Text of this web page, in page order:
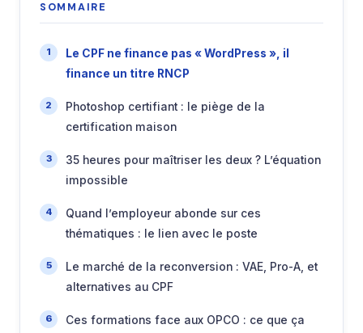
SOMMAIRE
Le CPF ne finance pas « WordPress », il
finance un titre RNCP
Photoshop certifiant : le piège de la
certification maison
35 heures pour maîtriser les deux ? L’équation
impossible
Quand l’employeur abonde sur ces
thématiques : le lien avec le poste
Le marché de la reconversion : VAE, Pro-A, et
alternatives au CPF
Ces formations face aux OPCO : ce que ça